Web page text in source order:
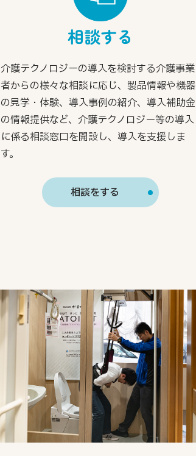
相談する
介護テクノロジーの導入を検討する介護事業
者からの様々な相談に応じ、製品情報や機器
の見学・体験、導入事例の紹介、導入補助金
の情報提供など、介護テクノロジー等の導入
に係る相談窓口を開設し、導入を支援しま
す。
相談をする